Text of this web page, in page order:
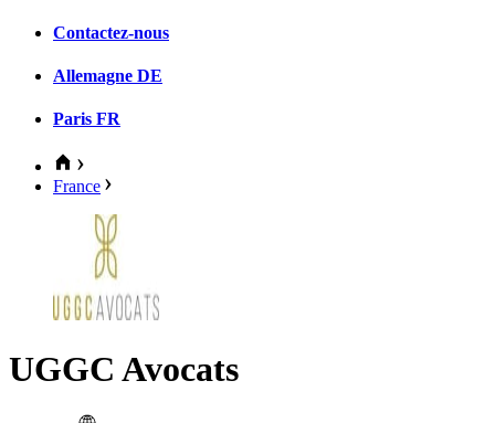
Contactez-nous
Allemagne DE
Paris FR
France
UGGC Avocats